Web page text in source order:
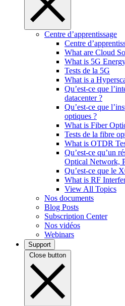
Centre d’apprentissage
Centre
What are Cloud
What is 5G
Tests de la 5G
What is a
Qu’est-ce que
datacenter ?
Qu’est-ce que
optiques ?
What is Fiber
Tests de la fibre
What is OTDR
Qu’est-ce qu’un
Optical Network,
Qu’est-ce que le
What is RF
View All Topics
Nos documents
Blog Posts
Subscription Center
Nos vidéos
Webinars
Support
Close button